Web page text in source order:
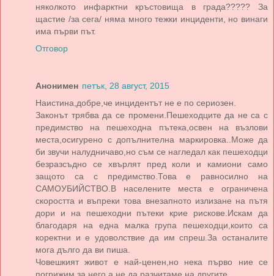
няколкото инфарктни кръстовища в града????? За
щастие /за сега/ няма много тежки инциденти, но винаги
има първи път.
Отговор
Анонимен петък, 28 август, 2015
Наистина,добре,че инцидентът не е по сериозен.
Законът трябва да се промени.Пешеходците да не са с
предимство на пешеходна пътека,освен на възлови
места,осигурено с допълнителна маркировка..Може да
би звучи налудничаво,но съм се нагледал как пешеходци
безразсъдно се хвърлят пред коли и камиони само
защото са с предимство.Това е равносилно на
САМОУБИЙСТВО.В населените места е ограничена
скоростта и въпреки това внезапното излизане на пътя
дори и на пешеходни пътеки крие рискове.Искам да
благодаря на една малка група пешеходци,които са
коректни и е удоволствие да им спреш.За останалите
мога дълго да ви пиша.
Човешкият живот е най-ценен,но нека първо ние се